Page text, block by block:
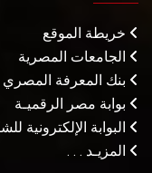
خريطة الموقع
الجامعات المصرية
بنك المعرفة المصري
بوابة مصر الرقميـة
البوابة الإلكترونية
المزيـد . . .